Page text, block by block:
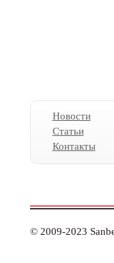
CASAINFINITA
CASATI
CENTURY
Новости
Статьи
Контакты
© 2009-2023